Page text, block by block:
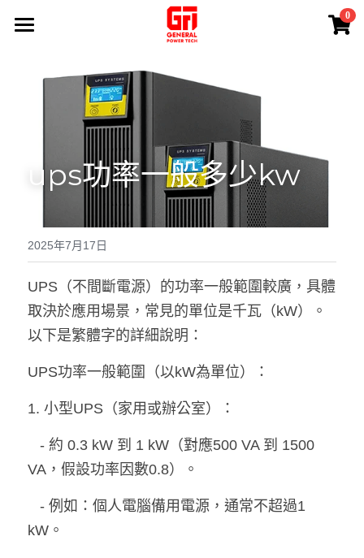
0
產品系列
所有商品分類
EATON UPS
鋰電池UPS電源
100 V UPS
蓄電池Battery
專業服務
免費現場勘測
電源安裝
電池更換
退換貨政策
應用案例
聯絡我們
搜索
+852 84945279
ups功率一般多少kw
2025年7月17日
UPS（不間斷電源）的功率一般範圍較廣，具體
取決於應用場景，常見的單位是千瓦（kW）。
以下是繁體字的詳細說明：
UPS功率一般範圍（以kW為單位）：
1. 小型UPS（家用或辦公室）：
VA，假設功率因數0.8）。
kW。
×
商品分類
熱賣產品